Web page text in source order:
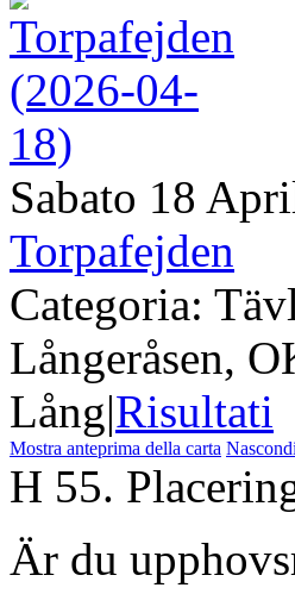
Sabato 18
Torpafejden
Categoria:
Långeråsen,
Lång|Risultati
Mostra anteprima della carta
H 55.
Är du